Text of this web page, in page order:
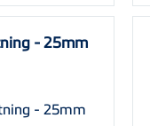
- 25mm